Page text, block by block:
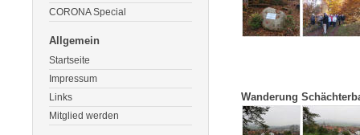
CORONA Special
Allgemein
Startseite
Impressum
Links
Mitglied werden
Wanderung